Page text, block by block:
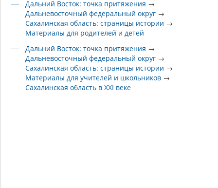
Дальний Восток: точка притяжения →
Дальневосточный федеральный округ →
Сахалинская область: страницы истории →
Материалы для родителей и детей
Дальний Восток: точка притяжения →
Дальневосточный федеральный округ →
Сахалинская область: страницы истории →
Материалы для учителей и школьников →
Сахалинская область в XXI веке